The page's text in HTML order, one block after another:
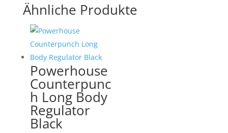
Ähnliche Produkte
Powerhouse
Counterpunc
h Long Body
Regulator
Black